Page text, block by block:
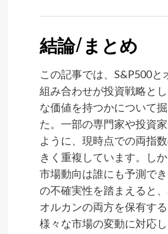
結論/まとめ
この記事では、S&P500と
組み合わせが投資戦略と
な価値を持つかについて
た。一部の専門家や投資
ように、現時点での両指
きく重複しています。し
市場動向は誰にも予測で
の不確実性を踏まえると
オルカンの両方を保有する
様々な市場の変動に対応